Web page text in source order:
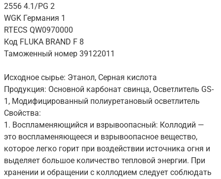
2556 4.1/PG 2
WGK Германия 1
RTECS QW0970000
Код FLUKA BRAND F 8
Таможенный номер 39122011
Исходное сырье: Этанол, Серная кислота
Продукция: Основной карбонат свинца, Осветлитель GS-
1, Модифицированный полиуретановый осветлитель
Свойства:
1. Воспламеняющийся и взрывоопасный: Коллодий —
это воспламеняющееся и взрывоопасное вещество,
которое легко горит при воздействии источника огня и
выделяет большое количество тепловой энергии. При
хранении и обращении с коллодием следует соблюдать